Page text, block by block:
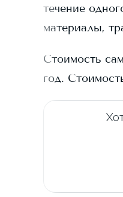
течение
материалы,
Стоимость
год.